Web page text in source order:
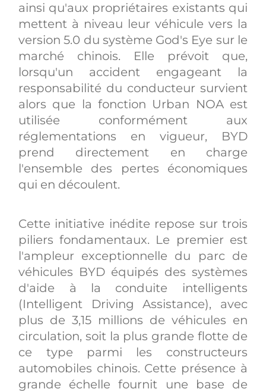
ainsi qu'aux propriétaires existants qui
mettent à niveau leur véhicule vers la
version 5.0 du système God's Eye sur le
marché chinois. Elle prévoit que,
lorsqu'un accident engageant la
responsabilité du conducteur survient
alors que la fonction Urban NOA est
utilisée conformément aux
réglementations en vigueur, BYD
prend directement en charge
l'ensemble des pertes économiques
qui en découlent.
Cette initiative inédite repose sur trois
piliers fondamentaux. Le premier est
l'ampleur exceptionnelle du parc de
véhicules BYD équipés des systèmes
d'aide à la conduite intelligents
(Intelligent Driving Assistance), avec
plus de 3,15 millions de véhicules en
circulation, soit la plus grande flotte de
ce type parmi les constructeurs
automobiles chinois. Cette présence à
grande échelle fournit une base de